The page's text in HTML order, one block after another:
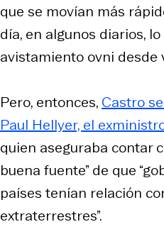
que se movían más
día, en algunos diarios,
avistamiento ovni desde
Pero, entonces, Castro se
Paul Hellyer, el
quien aseguraba contar
buena fuente” de que
países tenían relación
extraterrestres”.